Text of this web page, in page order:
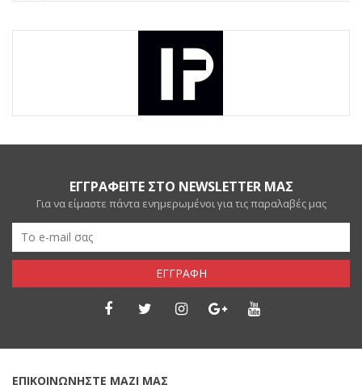
ΕΓΓΡΑΦΕΙΤΕ ΣΤΟ NEWSLETTER ΜΑΣ
Για να είμαστε πάντα ενημερωμένοι για τις παραλαβές μας
ΕΓΓΡΑΦΗ
ΕΠΙΚΟΙΝΩΝΗΣΤΕ ΜΑΖΙ ΜΑΣ